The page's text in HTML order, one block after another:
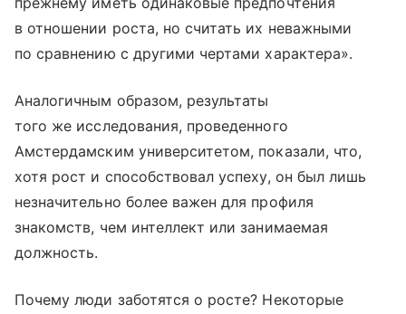
в отношении роста, но считать их неважными
по сравнению с другими чертами характера».
Аналогичным образом, результаты
того же исследования, проведенного
Амстердамским университетом, показали, что,
хотя рост и способствовал успеху, он был лишь
незначительно более важен для профиля
знакомств, чем интеллект или занимаемая
должность.
Почему люди заботятся о росте? Некоторые